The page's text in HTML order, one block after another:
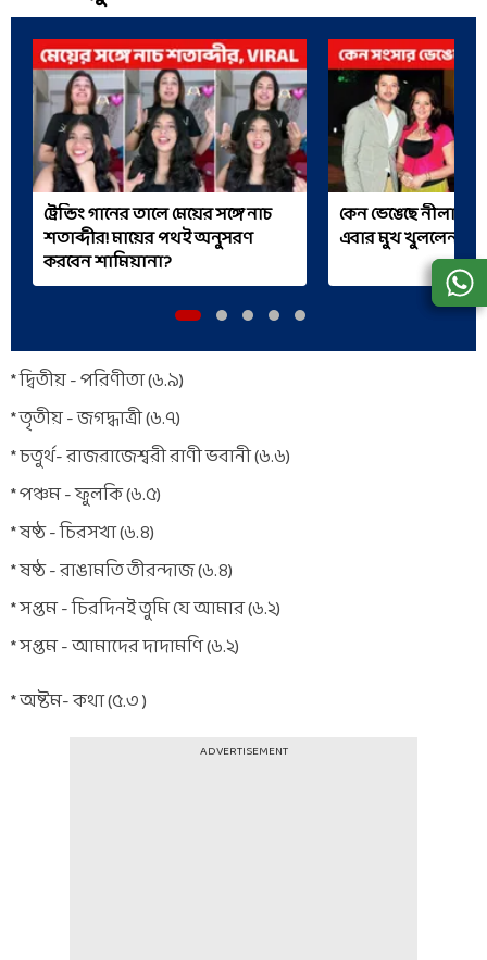
ট্রেন্ডিং গানের তালে মেয়ের সঙ্গে নাচ
শতাব্দীর! মায়ের পথই অনুসরণ
করবেন শামিয়ানা?
কেন ভেঙেছে
এবার মুখ খুললেন
* দ্বিতীয় - পরিণীতা (৬.৯)
* তৃতীয় - জগদ্ধাত্রী (৬.৭)
* চতুর্থ- রাজরাজেশ্বরী রাণী ভবানী (৬.৬)
* পঞ্চম - ফুলকি (৬.৫)
* ষষ্ঠ - চিরসখা (৬.৪)
* ষষ্ঠ - রাঙামতি তীরন্দাজ (৬.৪)
* সপ্তম - চিরদিনই তুমি যে আমার (৬.২)
* সপ্তম - আমাদের দাদামণি (৬.২)
* অষ্টম- কথা (৫.৩ )
ADVERTISEMENT